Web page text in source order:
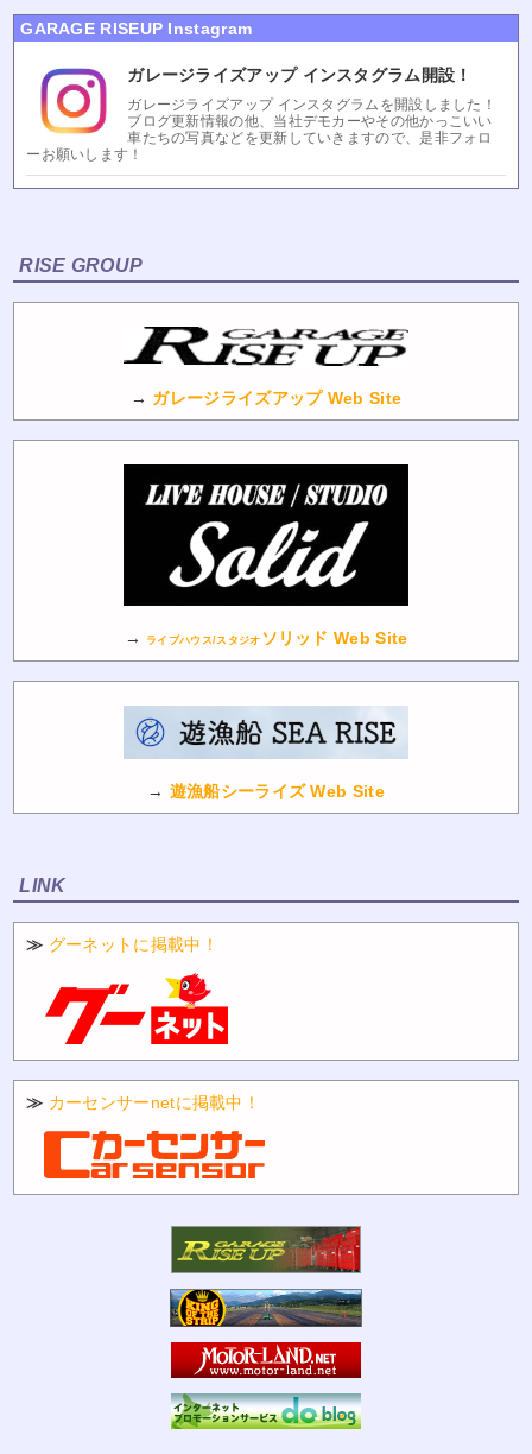
GARAGE RISEUP Instagram
ガレージライズアップ インスタグラム開設！
ガレージライズアップ インスタグラムを開設しました！
ブログ更新情報の他、当社デモカーやその他かっこいい
車たちの写真などを更新していきますので、是非フォロ
ーお願いします！
RISE GROUP
→ ガレージライズアップ Web Site
→ ライブハウス/スタジオ ソリッド Web Site
→ 遊漁船シーライズ Web Site
LINK
≫ グーネットに掲載中！
≫ カーセンサーnetに掲載中！